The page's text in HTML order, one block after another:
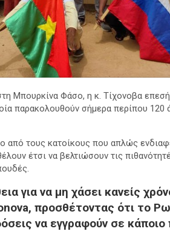
Μπουρκίνα Φάσο, η κ. Τίχονοβα
παρακολουθούν σήμερα περίπου 120
από τους κατοίκους που απλώς
έτσι να βελτιώσουν τις
για να μη χάσει κανείς
προσθέτοντας ότι το
να εγγραφούν σε κάποιο